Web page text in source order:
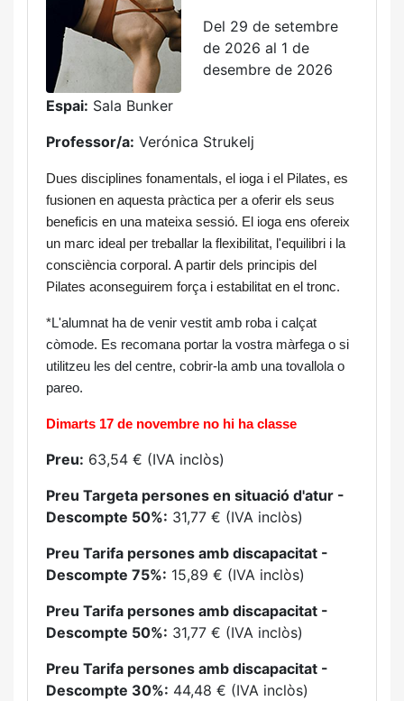
Del 29 de setembre
de 2026 al 1 de
desembre de 2026
Espai: Sala Bunker
Professor/a: Verónica Strukelj
Dues disciplines fonamentals, el ioga i el Pilates, es
fusionen en aquesta pràctica per a oferir els seus
beneficis en una mateixa sessió. El ioga ens ofereix
un marc ideal per treballar la flexibilitat, l'equilibri i la
consciència corporal. A partir dels principis del
Pilates aconseguirem força i estabilitat en el tronc.
*L'alumnat ha de venir vestit amb roba i calçat
còmode. Es recomana portar la vostra màrfega o si
utilitzeu les del centre, cobrir-la amb una tovallola o
pareo.
Dimarts 17 de novembre no hi ha classe
Preu: 63,54 € (IVA inclòs)
Preu Targeta persones en situació d'atur -
Descompte 50%: 31,77 € (IVA inclòs)
Preu Tarifa persones amb discapacitat -
Descompte 75%: 15,89 € (IVA inclòs)
Preu Tarifa persones amb discapacitat -
Descompte 50%: 31,77 € (IVA inclòs)
Preu Tarifa persones amb discapacitat -
Descompte 30%: 44,48 € (IVA inclòs)